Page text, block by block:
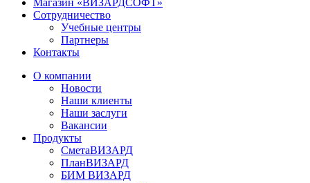
Сотрудничество
Учебные центры
Партнеры
Контакты
О компании
Новости
Наши клиенты
Наши заслуги
Вакансии
Продукты
СметаВИЗАРД
ПланВИЗАРД
БИМ ВИЗАРД